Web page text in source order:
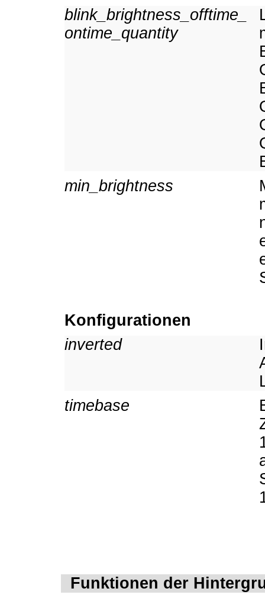
blink_brightness_offtime_
ontime_quantity
min_brightness
Konfigurationen
inverted
timebase
Funktionen der